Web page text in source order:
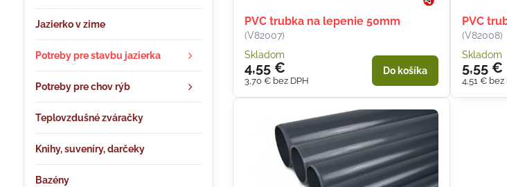
PVC trubka na lepenie 50mm
(V82007)
Skladom
4,55 €
3,70 € bez DPH
Do košíka
PVC
(V82008)
Skladom
5,55 €
4,51 € bez
Jazierko v zime
Potreby pre stavbu jazierka
Potreby pre chov rýb
Teplovzdušné zváračky
Knihy, suveníry, darčeky
Bazény